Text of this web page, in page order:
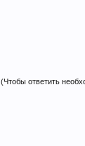
(Чтобы ответить